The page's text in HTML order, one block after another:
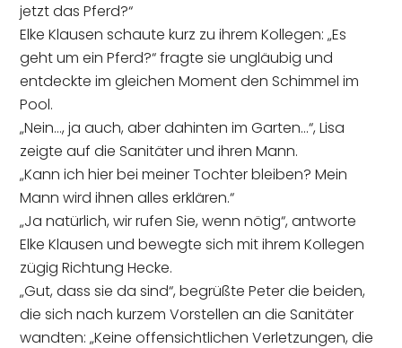
jetzt das Pferd?“
Elke Klausen schaute kurz zu ihrem Kollegen: „Es
geht um ein Pferd?“ fragte sie ungläubig und
entdeckte im gleichen Moment den Schimmel im
Pool.
„Nein…, ja auch, aber dahinten im Garten…“, Lisa
zeigte auf die Sanitäter und ihren Mann.
„Kann ich hier bei meiner Tochter bleiben? Mein
Mann wird ihnen alles erklären.“
„Ja natürlich, wir rufen Sie, wenn nötig“, antworte
Elke Klausen und bewegte sich mit ihrem Kollegen
zügig Richtung Hecke.
„Gut, dass sie da sind“, begrüßte Peter die beiden,
die sich nach kurzem Vorstellen an die Sanitäter
wandten: „Keine offensichtlichen Verletzungen, die